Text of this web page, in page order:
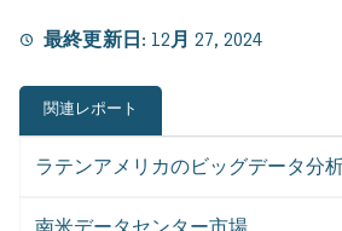
最終更新日: 12月 27, 2024
関連レポート
ラテンアメリカのビッグデータ分